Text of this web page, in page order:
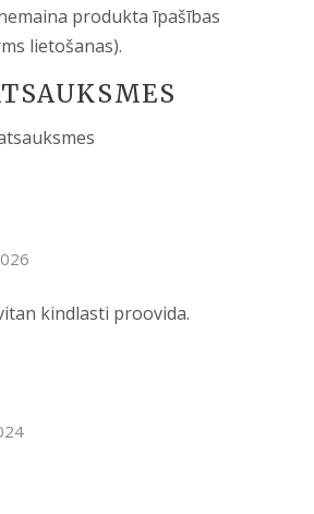
produkta īpašības
lietošanas).
kindlasti proovida.